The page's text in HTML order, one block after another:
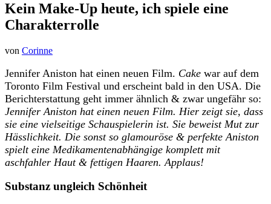
Kein Make-Up heute, ich spiele eine
Charakterrolle
von Corinne
Jennifer Aniston hat einen neuen Film. Cake war auf dem
Toronto Film Festival und erscheint bald in den USA. Die
Berichterstattung geht immer ähnlich & zwar ungefähr so:
Jennifer Aniston hat einen neuen Film. Hier zeigt sie, dass
sie eine vielseitige Schauspielerin ist. Sie beweist Mut zur
Hässlichkeit. Die sonst so glamouröse & perfekte Aniston
spielt eine Medikamentenabhängige komplett mit
aschfahler Haut & fettigen Haaren. Applaus!
Substanz ungleich Schönheit